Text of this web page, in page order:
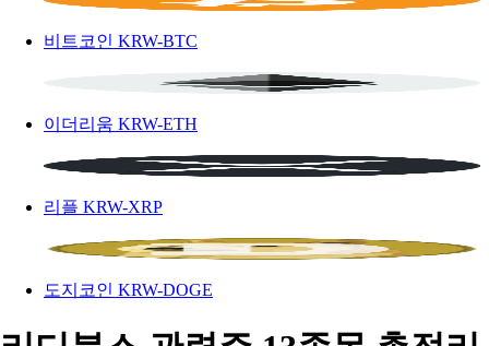
비트코인 KRW-BTC
이더리움 KRW-ETH
리플 KRW-XRP
도지코인 KRW-DOGE